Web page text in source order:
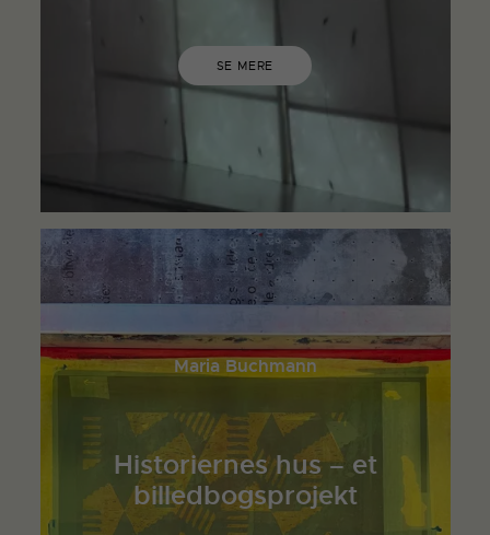
SE MERE
Maria Buchmann
Historiernes hus – et
billedbogsprojekt